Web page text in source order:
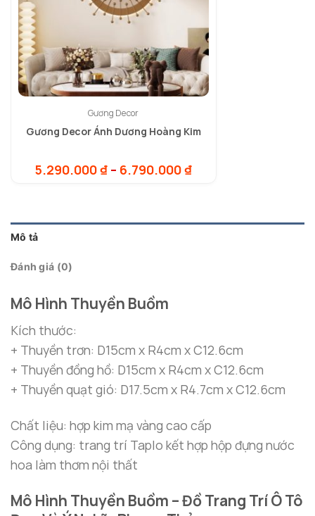
Gương Decor
Gương Decor Ánh Dương Hoàng Kim
5.290.000₫ – 6.790.000₫Khoảng
6.790.000 ₫
Mô tả
Đánh giá (0)
Mô Hình Thuyền Buồm
Kích thước:
+ Thuyền trơn: D15cm x R4cm x C12.6cm
+ Thuyền đồng hồ: D15cm x R4cm x C12.6cm
+ Thuyền quạt gió: D17.5cm x R4.7cm x C12.6cm
Chất liệu: hợp kim mạ vàng cao cấp
Công dụng: trang trí Taplo kết hợp hộp đựng nước
hoa làm thơm nội thất
Mô Hình Thuyền Buồm – Đồ Trang Trí Ô Tô